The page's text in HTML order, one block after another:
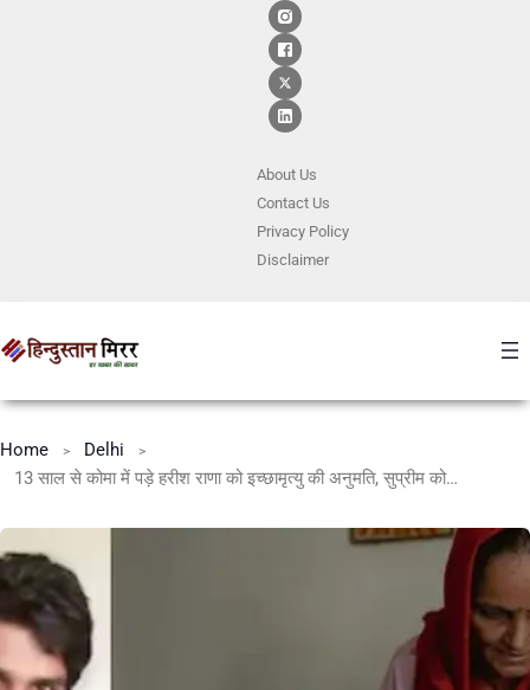
About Us
ContactUs
Privacy Policy
Disclaimer
Home
Delhi
13 साल से कोमा में पड़े हरीश राणा को इच्छामृत्यु की अनुमति, सुप्रीम कोर्ट का फैसला